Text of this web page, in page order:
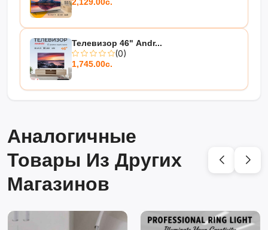
2,129.00с.
Телевизор 46" Andr...
(0)
1,745.00с.
Аналогичные
Товары Из Других
Магазинов